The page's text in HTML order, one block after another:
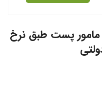
مامور پست طبق نرخ